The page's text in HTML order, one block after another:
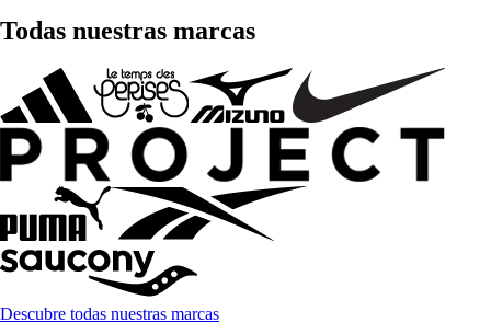
Todas nuestras marcas
Descubre todas nuestras marcas